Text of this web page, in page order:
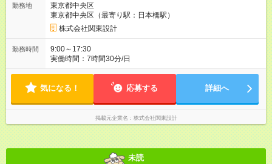
雇用形態、給与は本採用時と同じです。
勤務地
東京都中央区
東京都中央区（最寄り駅：日本橋駅）
株式会社関東設計
勤務時間
9:00～17:30
実働時間：7時間30分/日
気になる！ 応募する 詳細へ
掲載元企業名 株式会社関東設計
未読